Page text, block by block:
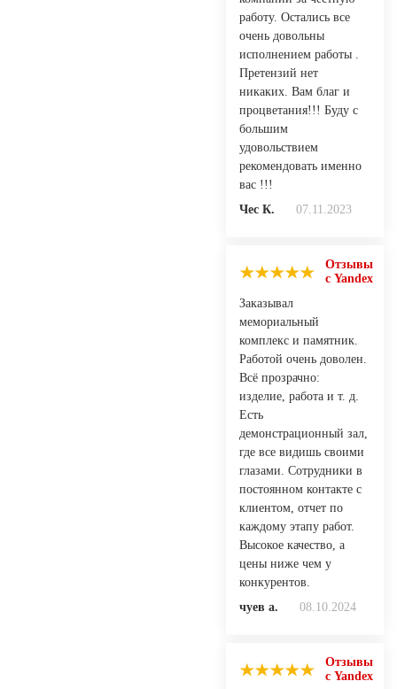
работу. Остались все
очень довольны
исполнением работы .
Претензий нет
никаких. Вам благ и
процветания!!! Буду с
большим
удовольствием
рекомендовать именно
вас !!!
Чес К.
07.11.2023
Отзывы
с Yandex
Заказывал
мемориальный
комплекс и памятник.
Работой очень доволен.
Всё прозрачно:
изделие, работа и т. д.
Есть
демонстрационный зал,
где все видишь своими
глазами. Сотрудники в
постоянном контакте с
клиентом, отчет по
каждому этапу работ.
Высокое качество, а
цены ниже чем у
конкурентов.
чуев а.
08.10.2024
Отзывы
с Yandex